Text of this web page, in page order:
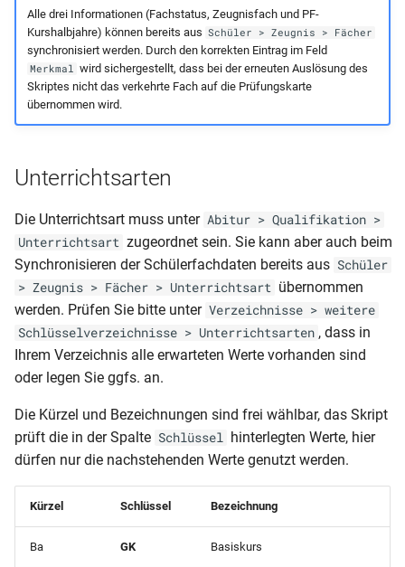
Alle drei Informationen (Fachstatus, Zeugnisfach und PF-
Kurshalbjahre) können bereits aus Schüler > Zeugnis > Fächer
synchronisiert werden. Durch den korrekten Eintrag im Feld
Merkmal
wird sichergestellt, dass bei der erneuten Auslösung des
Skriptes nicht das verkehrte Fach auf die Prüfungskarte
übernommen wird.
Unterrichtsarten
Die Unterrichtsart muss unter Abitur > Qualifikation >
Unterrichtsart zugeordnet sein. Sie kann aber auch beim
Synchronisieren der Schülerfachdaten bereits aus Schüler
> Zeugnis > Fächer > Unterrichtsart übernommen
werden. Prüfen Sie bitte unter Verzeichnisse > weitere
Schlüsselverzeichnisse > Unterrichtsarten , dass in
Ihrem Verzeichnis alle erwarteten Werte vorhanden sind
oder legen Sie ggfs. an.
Die Kürzel und Bezeichnungen sind frei wählbar, das Skript
prüft die in der Spalte Schlüssel hinterlegten Werte, hier
dürfen nur die nachstehenden Werte genutzt werden.
Kürzel Schlüssel Bezeichnung
Ba GK Basiskurs